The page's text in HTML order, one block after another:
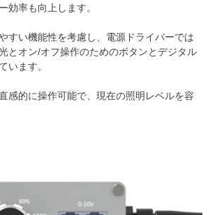
効率も向上します。
すい機能性を考慮し、電源ドライバーでは
とオン/オフ操作のためのボタンとデジタル
います。
感的に操作可能で、現在の照明レベルを容